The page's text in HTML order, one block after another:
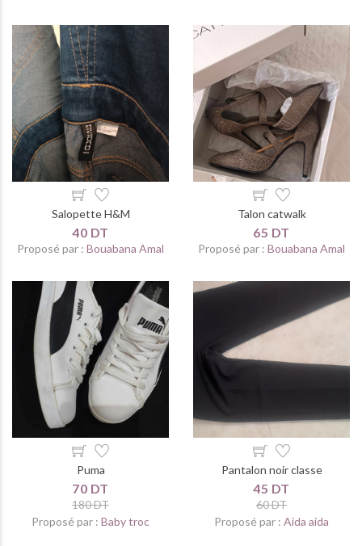
Salopette H&M
40 DT
Proposé par : Bouabana Amal
Talon catwalk
65 DT
Proposé par : Bouabana Amal
Puma
70 DT
180 DT
Proposé par : Baby troc
Pantalon noir classe
45 DT
60 DT
Proposé par : Aida aida